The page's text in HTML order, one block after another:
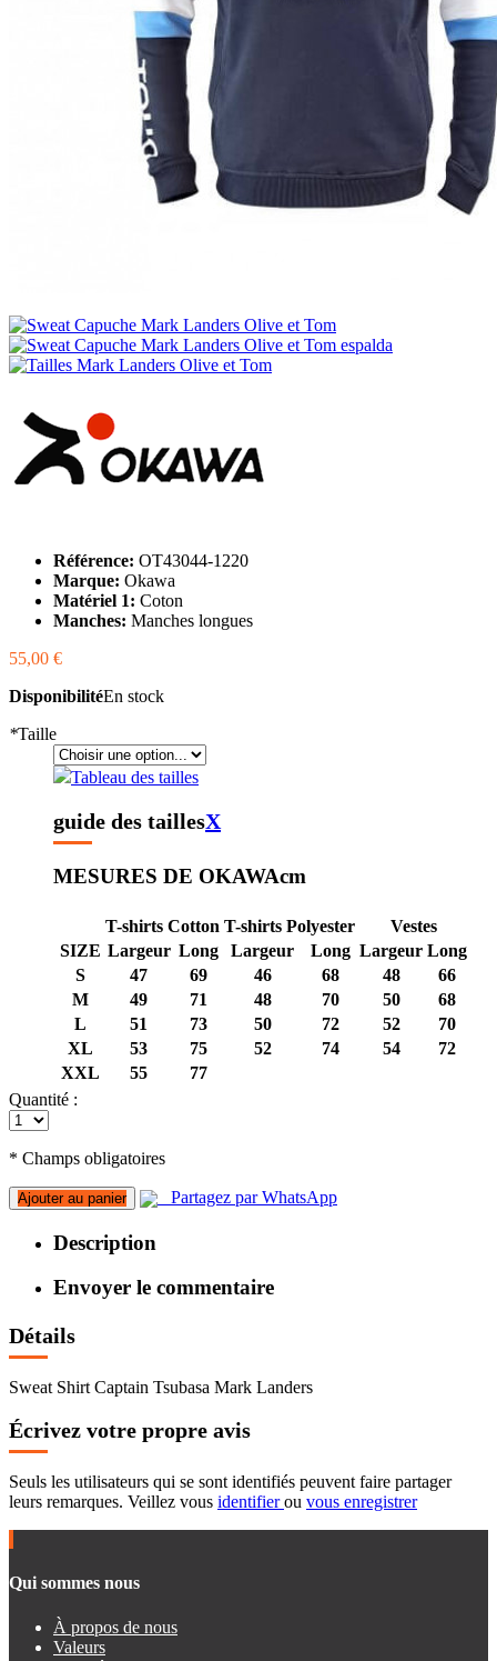
Référence: OT43044-1220
Marque: Okawa
Matériel 1: Coton
Manches: Manches longues
55,00 €
DisponibilitéEn stock
*Taille
Tableau des tailles
guide des taillesX
MESURES DE OKAWAcm
T-shirts Cotton T-shirts Polyester
Vestes
SIZE Largeur Long Largeur Long Largeur Long
S
47 69 46 68 48
66
M
49 71 48 70 50
68
L
51 73 50 72 52
70
XL
53 75 52 74 54
72
XXL
55
77
Quantité :
* Champs obligatoires
Ajouter au panier Partagez par WhatsApp
Description
Envoyer le commentaire
Détails
Sweat Shirt Captain Tsubasa Mark Landers
Écrivez votre propre avis
Seuls les utilisateurs qui se sont identifiés peuvent faire partager
leurs remarques. Veillez vous identifierou vous enregistrer
Qui sommes nous
À propos de nous
Valeurs